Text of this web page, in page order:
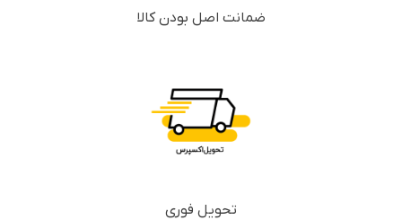
ضمانت اصل بودن کالا
تحویل فوری